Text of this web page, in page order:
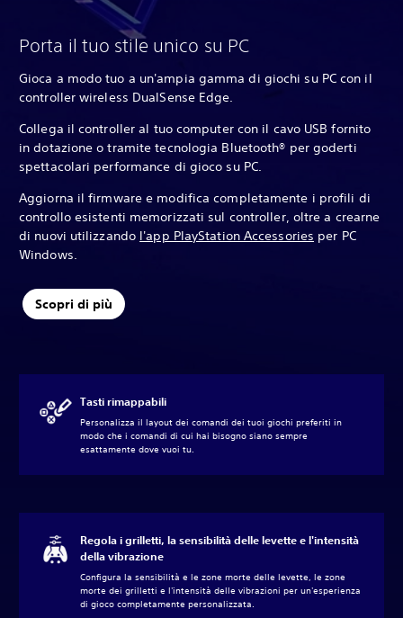
Porta il tuo stile unico su PC
Gioca a modo tuo a un'ampia gamma di giochi su PC con il
controller wireless DualSense Edge.‎
Collega il controller al tuo computer con il cavo USB fornito
in dotazione o tramite tecnologia Bluetooth® per goderti
spettacolari performance di gioco su PC.‎
Aggiorna il firmware e modifica completamente i profili di
controllo esistenti memorizzati sul controller, oltre a crearne
di nuovi utilizzando l'app PlayStation Accessories per PC
Windows.
Scopri di più
Tasti rimappabili
Personalizza il layout dei comandi dei tuoi giochi preferiti in
modo che i comandi di cui hai bisogno siano sempre
esattamente dove vuoi tu.
Regola i grilletti, la sensibilità delle levette e l'intensità
della vibrazione
Configura la sensibilità e le zone morte delle levette, le zone
morte dei grilletti e l'intensità delle vibrazioni per un'esperienza
di gioco completamente personalizzata.